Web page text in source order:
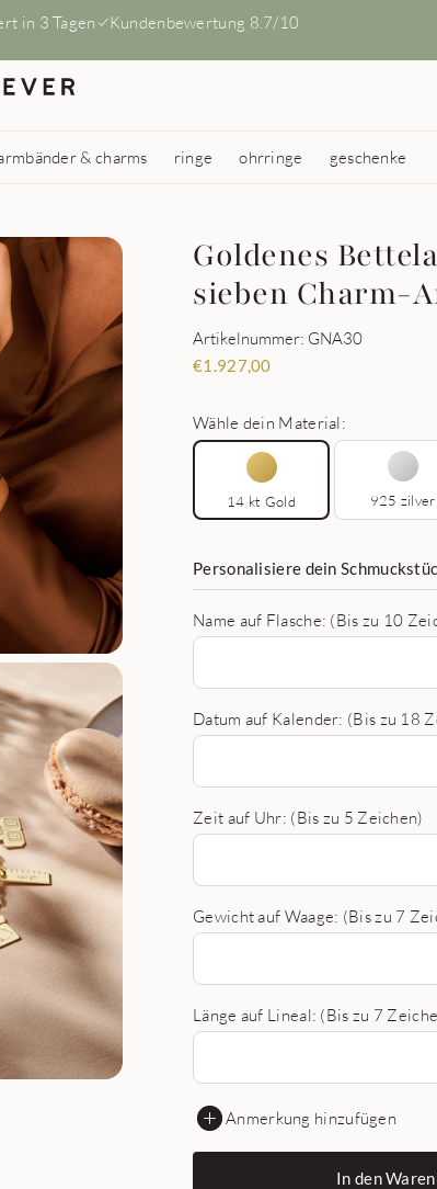
in 3 Tagen Kundenbewertung 8.7/10
& charms ringe ohrringe geschenke
Goldenes
sieben Charm-
Artikelnummer: GNA30
€1.927,00
Wähle dein Material:
14 kt Gold 925 zilver
Personalisiere dein
Name auf Flasche: (Bis zu 10
Datum auf Kalender: (Bis zu 18
Zeit auf Uhr: (Bis zu 5 Zeichen)
Gewicht auf Waage: (Bis zu 7
Länge auf Lineal: (Bis zu 7
Anmerkung hinzufügen
In den